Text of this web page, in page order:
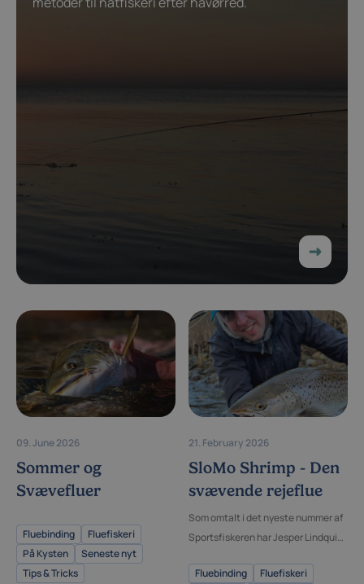
09. June 2026
Sommer og
Svævefluer
Fluebinding
Fluefiskeri
På Kysten
Seneste nyt
Tips & Tricks
21. February 2026
SloMo Shrimp - Den
svævende rejeflue
Som omtalt i det nyeste nummer af
Sportsfiskeren har Jesper Lindquist
Shrimp – en revolutionerende
Fluebinding
Fluefiskeri